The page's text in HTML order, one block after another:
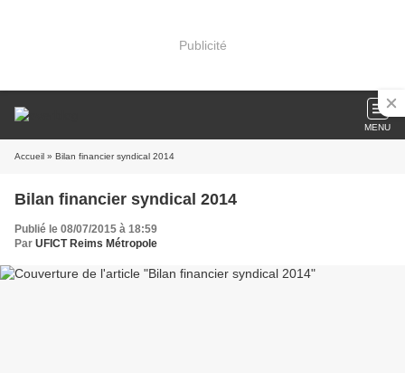
Publicité
MENU
Accueil » Bilan financier syndical 2014
Bilan financier syndical 2014
Publié le 08/07/2015 à 18:59
Par UFICT Reims Métropole